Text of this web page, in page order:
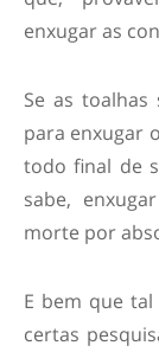
enxugar as
Se as
para enxugar
todo final de
sabe,
morte por
E bem que
certas